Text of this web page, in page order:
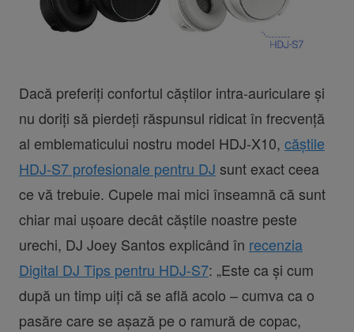
Dacă preferiți confortul căștilor intra-auriculare și
nu doriți să pierdeți răspunsul ridicat în frecvență
al emblematicului nostru model HDJ-X10, căștile
HDJ-S7 profesionale pentru DJ sunt exact ceea
ce vă trebuie. Cupele mai mici înseamnă că sunt
chiar mai ușoare decât căștile noastre peste
urechi, DJ Joey Santos explicând în recenzia
Digital DJ Tips pentru HDJ-S7: „Este ca și cum
după un timp uiți că se află acolo – cumva ca o
pasăre care se așază pe o ramură de copac,